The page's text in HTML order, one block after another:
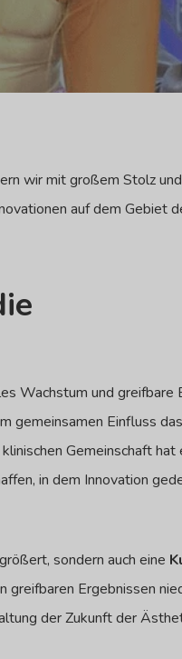
wir mit großem Stolz
auf dem Gebiet
Wachstum und greifbare
gemeinsamen Einfluss
Gemeinschaft
in dem Innovation
sondern auch eine
greifbaren Ergebnissen
der Zukunft der